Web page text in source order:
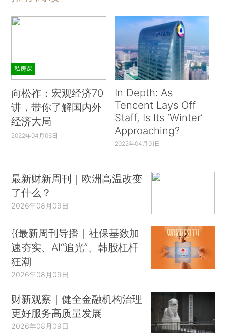
私房课
向松祚：宏观经济70
讲，带你了解国内外
经济大局
2022年04月06日
In Depth: As
Tencent Lays Off
Staff, Is Its ‘Winter’
Approaching?
2022年04月01日
最新财新周刊｜欧洲高温改变
了什么？
2026年08月09日
{{最新周刊导播｜社保基数加
速夯实、AI“追光”、韩股杠杆
狂潮
2026年08月09日
财新观察｜健全金融机构治理
更好服务高质量发展
2026年08月09日